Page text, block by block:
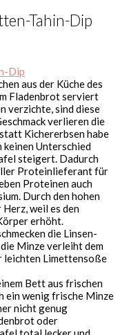
Tahin-Dip
aus der Küche des
Fladenbrot serviert
verzichte, sind diese
verlieren die
Kichererbsen habe
keinen Unterschied
steigert. Dadurch
Proteinlieferant für
Proteinen auch
Durch den hohen
weil es den
erhöht.
die Linsen-
Minze verleiht dem
leichten Limettensoße
Bett aus frischen
ein wenig frische Minze
nicht genug
oder